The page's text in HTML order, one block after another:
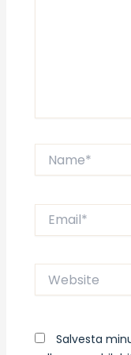
Website
Salvesta